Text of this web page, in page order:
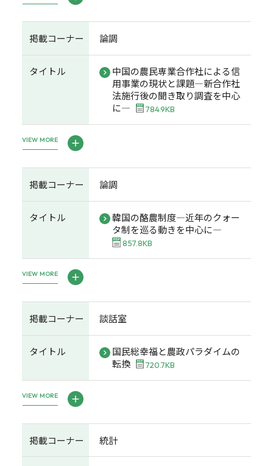
掲載コーナー 論調
タイトル
中国の農民専業合作社による信
用事業の現状と課題―新合作社
法施行後の聞き取り調査を中心
に―
784.9KB
VIEW MORE
掲載コーナー 論調
タイトル
韓国の酪農制度―近年のクォー
タ制を巡る動きを中心に―
857.8KB
VIEW MORE
掲載コーナー 談話室
タイトル
国民総幸福と農政パラダイムの
転換
720.7KB
VIEW MORE
掲載コーナー 統計